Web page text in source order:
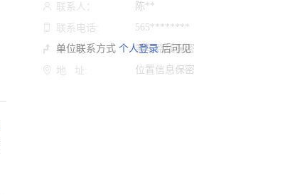
单位联系方式 个人登录后可见
联系人： 陈**
联系电话: 565********
路 线: 乘车路线保密
地 址: 位置信息保密